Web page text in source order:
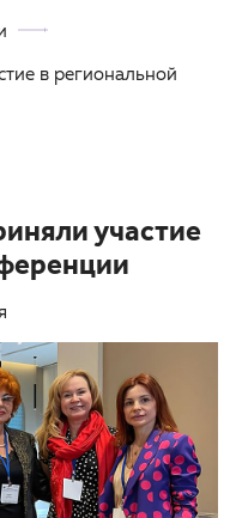
в региональной
участие